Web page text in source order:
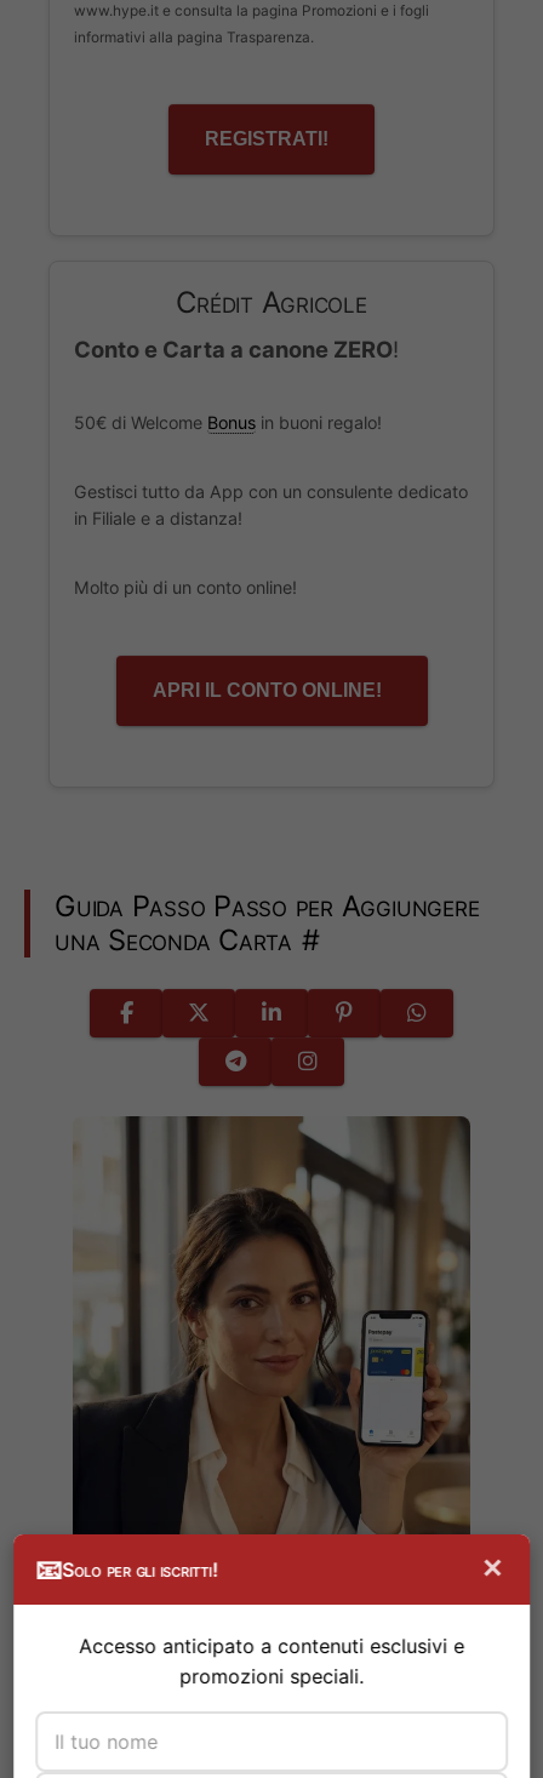
www.hype.it e consulta la pagina Promozioni e i fogli
informativi alla pagina Trasparenza.
REGISTRATI!
Crédit Agricole
Conto e Carta a canone ZERO!
50€ di Welcome Bonus in buoni regalo!
Gestisci tutto da App con un consulente dedicato
in Filiale e a distanza!
Molto più di un conto online!
APRI IL CONTO ONLINE!
Guida Passo Passo per Aggiungere
una Seconda Carta #
📧Solo per gli iscritti! ×
Accesso anticipato a contenuti esclusivi e
promozioni speciali.